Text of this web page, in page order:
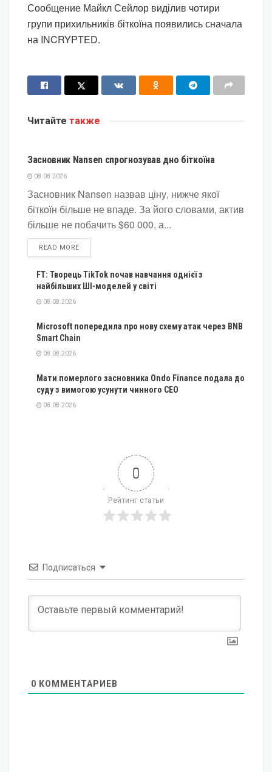
Сообщение Майкл Сейлор виділив чотири
групи прихильників біткоїна появились сначала
на INCRYPTED.
Читайте также
Засновник Nansen спрогнозував дно біткоїна
08.08.2026
Засновник Nansen назвав ціну, нижче якої
біткоїн більше не впаде. За його словами, актив
більше не побачить $60 000, а...
READ MOREDETAILS
FT: Творець TikTok почав навчання однієї з
найбільших ШІ-моделей у світі
08.08.2026
Microsoft попередила про нову схему атак через BNB
Smart Chain
08.08.2026
Мати померлого засновника Ondo Finance подала до
суду з вимогою усунути чинного CEO
08.08.2026
0
Рейтинг статьи
Подписаться
0 КОММЕНТАРИЕВ